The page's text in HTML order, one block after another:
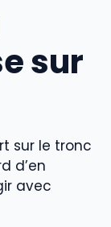
sur
sur le tronc
d’en
avec